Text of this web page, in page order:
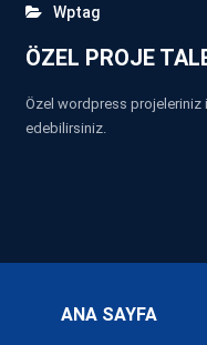
Wptag
ÖZEL PROJE
Özel wordpress
edebilirsiniz.
ANA SAYFA